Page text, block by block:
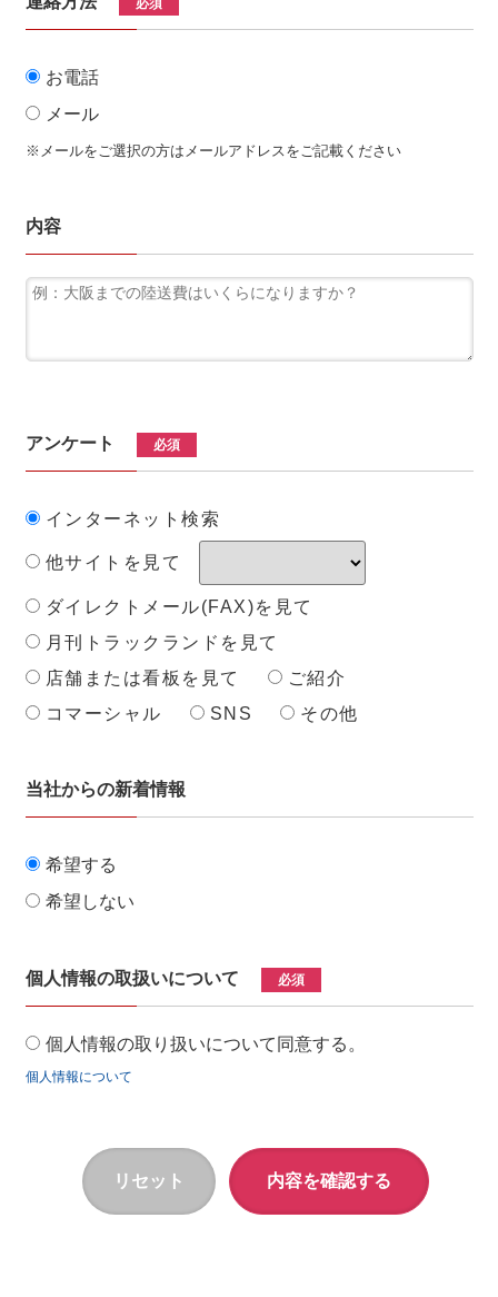
必須
お電話
メール
※メールをご選択の方はメールアドレスをご記載ください
内容
アンケート 必須
インターネット検索
他サイトを見て
ダイレクトメール(FAX)を見て
月刊トラックランドを見て
店舗または看板を見て
ご紹介
コマーシャル
SNS その他
当社からの新着情報
希望する
希望しない
個人情報の取扱いについて 必須
個人情報の取り扱いについて同意する。
個人情報について